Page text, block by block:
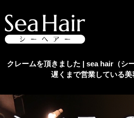
クレームを頂きました | sea hair（シ
遅くまで営業している美